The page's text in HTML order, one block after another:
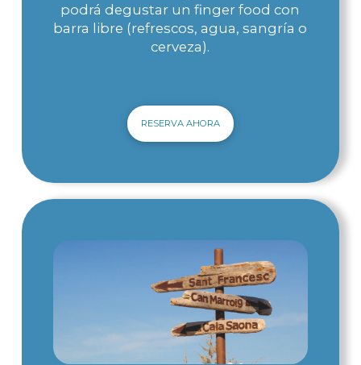
podrá degustar un finger food con
barra libre (refrescos, agua, sangría o
cerveza).
RESERVA AHORA